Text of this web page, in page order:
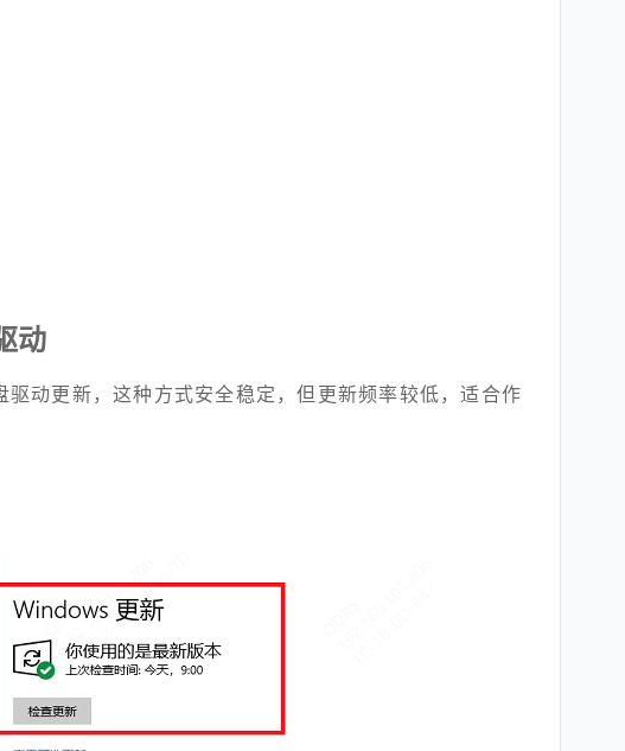
动
动更新，这种方式安全稳定，但更新频率较低，适合作